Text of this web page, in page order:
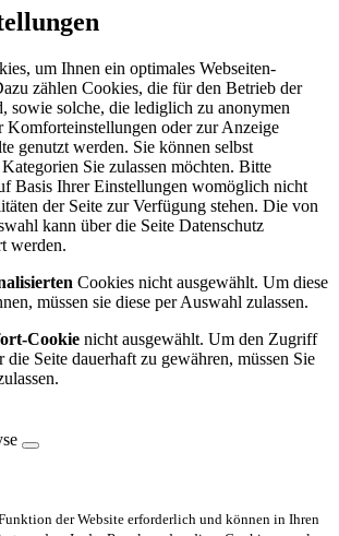
um Ihnen ein optimales Webseiten-
zählen Cookies, die für den Betrieb der
sowie solche, die lediglich zu anonymen
Komforteinstellungen oder zur Anzeige
genutzt werden. Sie können selbst
Sie zulassen möchten. Bitte
Basis Ihrer Einstellungen womöglich nicht
der Seite zur Verfügung stehen. Die von
kann über die Seite Datenschutz
werden.
Cookies nicht ausgewählt. Um diese
müssen sie diese per Auswahl zulassen.
Cookie nicht ausgewählt. Um den Zugriff
die Seite dauerhaft zu gewähren, müssen Sie
der Website erforderlich und können in Ihren